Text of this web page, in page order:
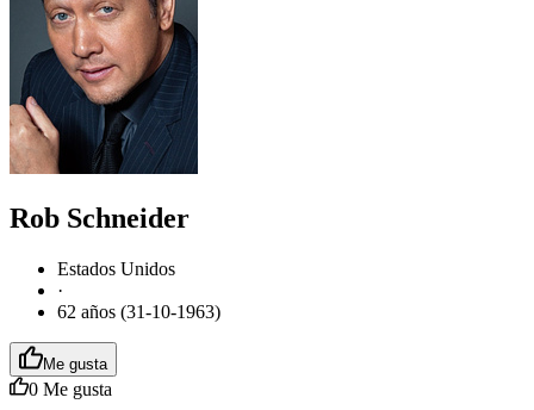
Rob Schneider
Estados Unidos
·
62 años (31-10-1963)
Me gusta
0 Me gusta